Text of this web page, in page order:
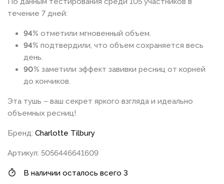
течение 7 дней:
94% отметили мгновенный объем.
94% подтвердили, что объем сохраняется весь
день.
90% заметили эффект завивки ресниц от корней
до кончиков.
Эта тушь – ваш секрет яркого взгляда и идеально
объемных ресниц!
Бренд: Charlotte Tilbury
Артикул: 5056446641609
В наличии осталось всего 3